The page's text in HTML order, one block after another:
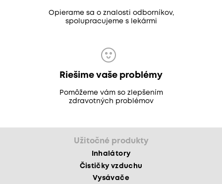
Opierame sa o znalosti odborníkov,
spolupracujeme s lekármi
Riešime vaše problémy
Pomôžeme vám so zlepšením
zdravotných problémov
Užitočné produkty
Inhalátory
Čističky vzduchu
Vysávače